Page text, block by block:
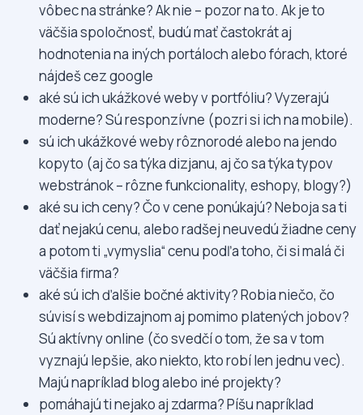
vôbec na stránke? Ak nie – pozor na to. Ak je to
väčšia spoločnosť, budú mať častokrát aj
hodnotenia na iných portáloch alebo fórach, ktoré
nájdeš cez google
aké sú ich ukážkové weby v portfóliu? Vyzerajú
moderne? Sú responzívne (pozri si ich na mobile).
sú ich ukážkové weby rôznorodé alebo na jendo
kopyto (aj čo sa týka dizjanu, aj čo sa týka typov
webstránok – rôzne funkcionality, eshopy, blogy?)
aké su ich ceny? Čo v cene ponúkajú? Neboja sa ti
dať nejakú cenu, alebo radšej neuvedú žiadne ceny
a potom ti „vymyslia“ cenu podľa toho, či si malá či
väčšia firma?
aké sú ich ďalšie bočné aktivity? Robia niečo, čo
súvisí s webdizajnom aj pomimo platených jobov?
Sú aktívny online (čo svedčí o tom, že sa v tom
vyznajú lepšie, ako niekto, kto robí len jednu vec).
Majú napríklad blog alebo iné projekty?
pomáhajú ti nejako aj zdarma? Píšu napríklad